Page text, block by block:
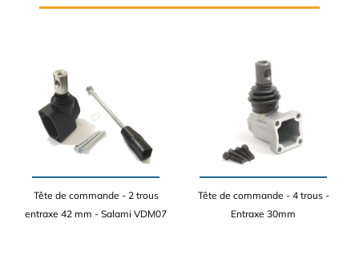
Tête de commande - 2 trous
entraxe 42 mm - Salami VDM07
Tête de commande - 4 trous -
Entraxe 30mm